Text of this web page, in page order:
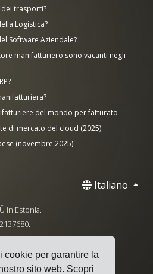
cookie per garantire la
sito web. Scopri
trasporti?
Logistica?
Software Aziendale?
manifatturiero sono vacanti negli
del mondo per fatturato
di mercato del cloud (2025)
(novembre 2025)
Italiano
in Estonia.